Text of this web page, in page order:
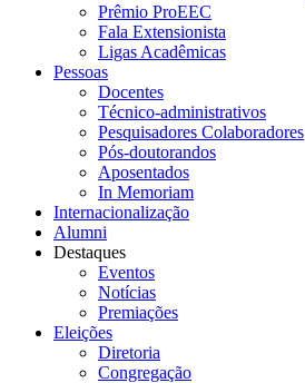
Prêmio ProEEC
Fala Extensionista
Ligas Acadêmicas
Pessoas
Docentes
Técnico-administrativos
Pesquisadores Colaboradores
Pós-doutorandos
Aposentados
In Memoriam
Internacionalização
Alumni
Destaques
Eventos
Notícias
Premiações
Eleições
Diretoria
Congregação